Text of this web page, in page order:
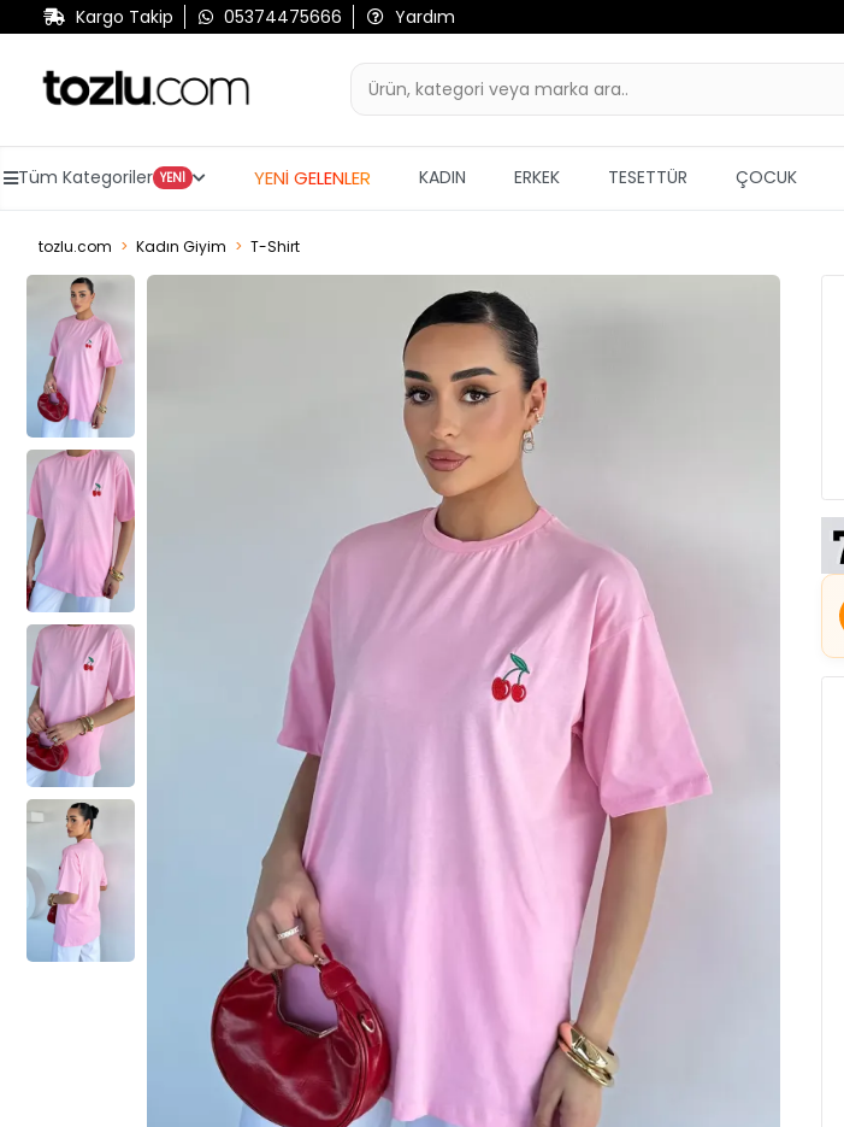
Kargo Takip 05374475666 Yardım
Tüm Kategoriler YENİ YENİ GELENLER KADIN ERKEK TESETTÜR ÇOCUK
tozlu.com Kadın Giyim T-Shirt